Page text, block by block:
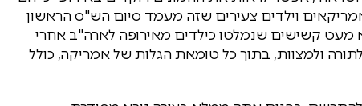
אמריקאים וילדים צעירים שזה מעמד סיום הש"ס הראשון
מעט קשישים שנמלטו כילדים מאירופה לארה"ב אחרי
ולמצוות, בתוך כל טומאת הגלות של אמריקה, כולל